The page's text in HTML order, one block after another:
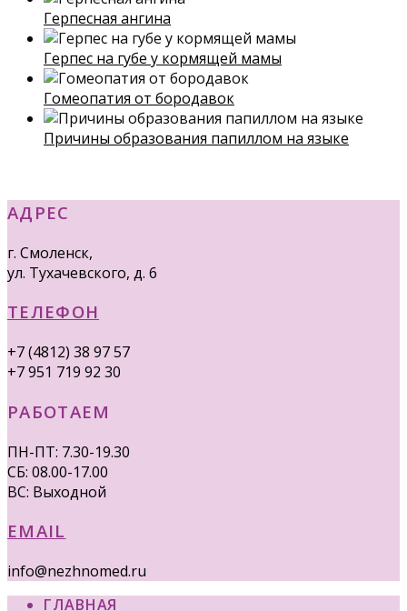
Герпесная ангина
Герпес на губе у кормящей мамы
Гомеопатия от бородавок
Причины образования папиллом на языке
АДРЕС
г. Смоленск,
ул. Тухачевского, д. 6
ТЕЛЕФОН
+7 (4812) 38 97 57
+7 951 719 92 30
РАБОТАЕМ
ПН-ПТ: 7.30-19.30
СБ: 08.00-17.00
ВС: Выходной
EMAIL
info@nezhnomed.ru
ГЛАВНАЯ